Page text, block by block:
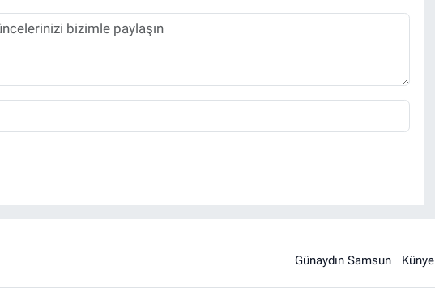
Günaydın Samsun Künye